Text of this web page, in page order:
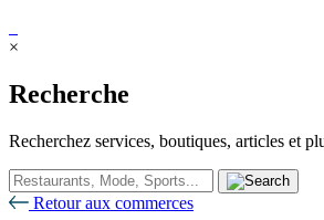
×
Recherche
Recherchez services, boutiques, articles et
Retour aux commerces